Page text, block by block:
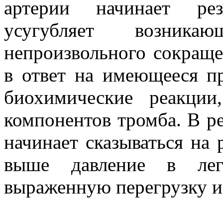
артерии начинает
усугубляет
непроизвольного
в ответ на имеющееся
биохимические
компонентов тромба. В
начинает сказываться
выше давление в
выраженную перегрузку